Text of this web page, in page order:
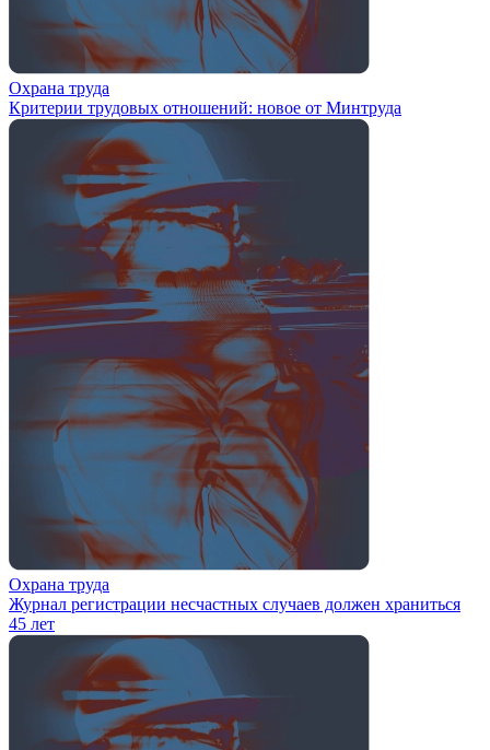
Охрана труда
Критерии трудовых отношений: новое от Минтруда
Охрана труда
Журнал регистрации несчастных случаев должен храниться
45 лет